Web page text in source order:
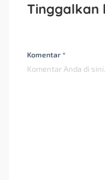
Tinggalkan
Komentar *